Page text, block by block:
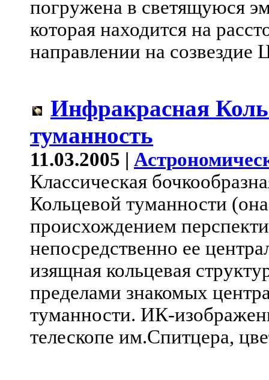
погружена в светящуюся
которая находится на
направлении на созвездие
Инфракрасная
туманность
11.03.2005 |
Классическая
Кольцевой туманности
происхождением
непосредственно ее
изящная кольцевая
пределами знакомых
туманности. ИК-
телескопе им.Спитцера,